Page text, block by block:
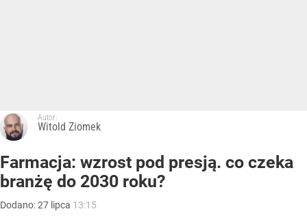
Autor:
Witold Ziomek
Farmacja: wzrost pod presją. co czeka
branżę do 2030 roku?
Dodano:27 lipca 13:15